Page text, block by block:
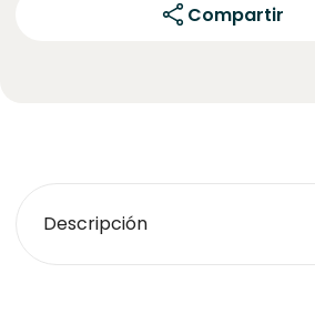
Compartir
Descripción